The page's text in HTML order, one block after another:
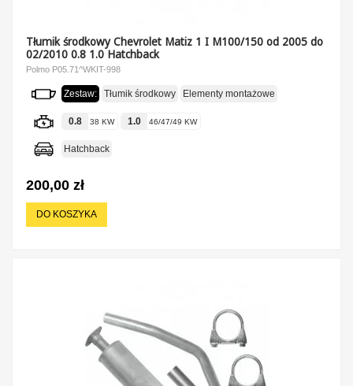
Tłumik środkowy Chevrolet Matiz 1 I M100/150 od 2005 do
02/2010 0.8 1.0 Hatchback
Polmo P05.71^WKIT-998
Zestaw: Tłumik środkowy Elementy montażowe
0.8 38 KW 1.0 46/47/49 KW
Hatchback
200,00 zł
DO KOSZYKA